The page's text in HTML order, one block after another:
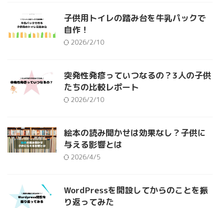
子供用トイレの踏み台を牛乳パックで
自作！
2026/2/10
突発性発疹っていつなるの？3人の子供
たちの比較レポート
2026/2/10
絵本の読み聞かせは効果なし？子供に
与える影響とは
2026/4/5
WordPressを開設してからのことを振
り返ってみた